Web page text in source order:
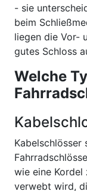
- sie
beim
liegen die Vor-
gutes Schloss
Welche
Kabelschlösser
wie eine Kordel
verwebt wird,